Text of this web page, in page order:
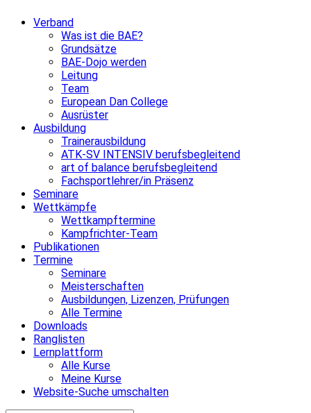
Verband
Was ist die BAE?
Grundsätze
BAE-Dojo werden
Leitung
Team
European Dan College
Ausrüster
Ausbildung
Trainerausbildung
ATK-SV INTENSIV berufsbegleitend
art of balance berufsbegleitend
Fachsportlehrer/in Präsenz
Seminare
Wettkämpfe
Wettkampftermine
Kampfrichter-Team
Publikationen
Termine
Seminare
Meisterschaften
Ausbildungen, Lizenzen, Prüfungen
Alle Termine
Downloads
Ranglisten
Lernplattform
Alle Kurse
Meine Kurse
Website-Suche umschalten